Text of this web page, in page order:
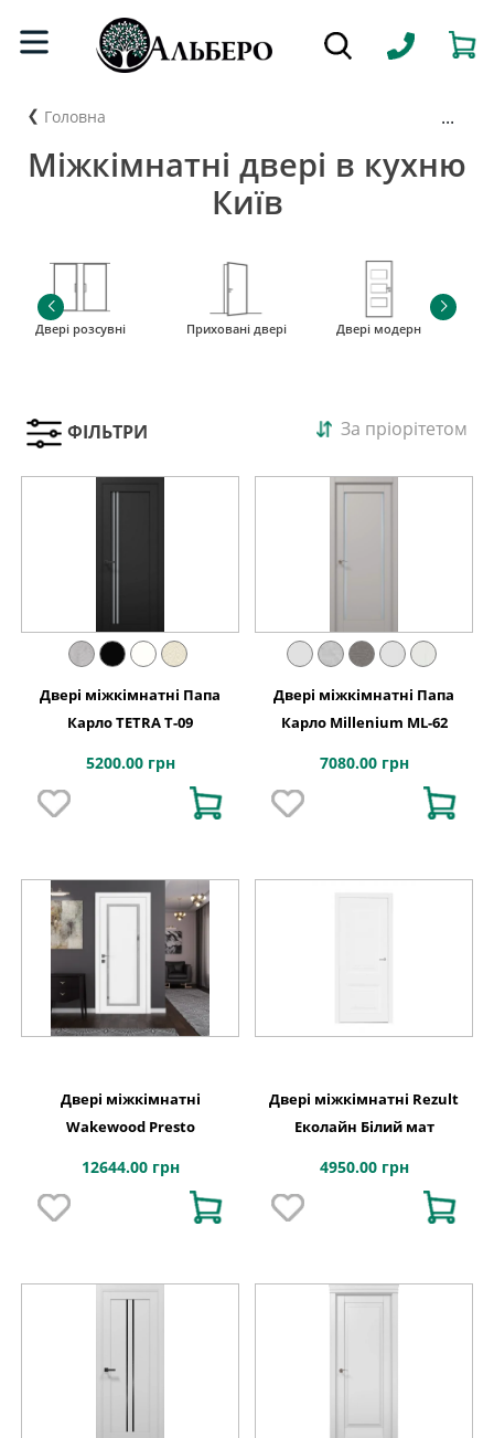
Головна ...
Міжкімнатні двері в кухню
Київ
Двері розсувні Приховані двері Двері модерн
ФІЛЬТРИ За пріорітетом
Двері міжкімнатні Папа
Карло TETRA T-09
5200.00 грн
Двері міжкімнатні Папа
Карло Millenium ML-62
7080.00 грн
Двері міжкімнатні
Wakewood Presto
12644.00 грн
Двері міжкімнатні Rezult
Еколайн Білий мат
4950.00 грн